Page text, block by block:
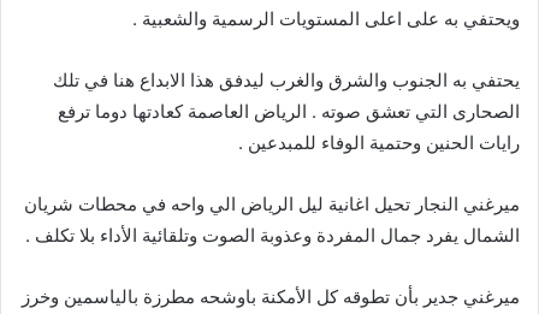
ويحتفي به على اعلى المستويات الرسمية والشعبية .
يحتفي به الجنوب والشرق والغرب ليدفق هذا الابداع هنا في تلك
الصحارى التي تعشق صوته . الرياض العاصمة كعادتها دوما ترفع
رايات الحنين وحتمية الوفاء للمبدعين .
ميرغني النجار تحيل اغانية ليل الرياض الي واحه في محطات شريان
الشمال يفرد جمال المفردة وعذوبة الصوت وتلقائية الأداء بلا تكلف .
ميرغني جدير بأن تطوقه كل الأمكنة باوشحه مطرزة بالياسمين وخرز